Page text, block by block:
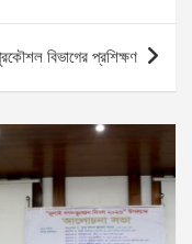
বিভাগের প্রশিক্ষণ